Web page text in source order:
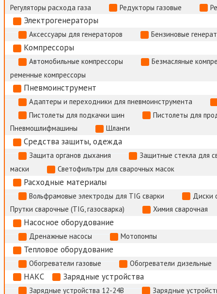
Регуляторы расхода газа
Редукторы газовые
Электрогенераторы
Аксессуары для генераторов Бензиновые
Компрессоры
Автомобильные компрессоры
Безмасляные
ременные компрессоры
Пневмоинструмент
Адаптеры и переходники для пневмоинструмента
Пистолеты для подкачки шин
Пистолеты для
Пневмошлифмашины
Шланги
Средства защиты, одежда
Защита органов дыхания
Защитные стекла для
маски
Светофильтры для сварочных масок
Расходные материалы
Вольфрамовые электроды для TIG сварки
Диски
Прутки сварочные (TIG, газосварка)
Химия сварочная
Насосное оборудование
Дренажные насосы Мотопомпы
Тепловое оборудование
Обогреватели газовые Обогреватели дизельные
НАКС Зарядные устройства
Зарядные устройства 12-24В Зарядные